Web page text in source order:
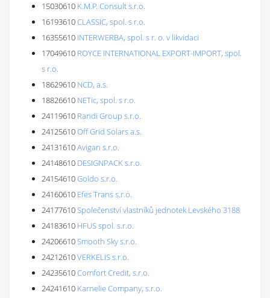
15030610 K.M.P. Consult s.r.o.
16193610CLASSIC, spol. s r.o.
16355610 INTERWERBA, spol. s r. o. v likvidaci
17049610 ROYCE INTERNATIONAL EXPORT-IMPORT, spol.
s r.o.
18629610 NCD, a.s.
18826610 NETic, spol. s r.o.
24119610 Randi Group s.r.o.
24125610Off Grid Solars a.s.
24131610Avigan s.r.o.
24148610 DESIGNPACK s.r.o.
24154610Goldo s.r.o.
24160610 Efes Trans s.r.o.
24177610Společenství vlastníků jednotek Levského 3188
24183610 HFUS spol. s.r.o.
24206610Smooth Sky s.r.o.
24212610VERKELIS s.r.o.
24235610Comfort Credit, s.r.o.
24241610 Karnelie Company, s.r.o.